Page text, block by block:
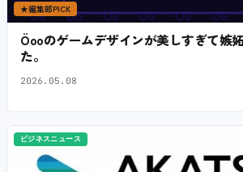
★編集部PICK
Öooのゲームデザインが美しすぎて嫉
た。
2026.05.08
ビジネスニュース